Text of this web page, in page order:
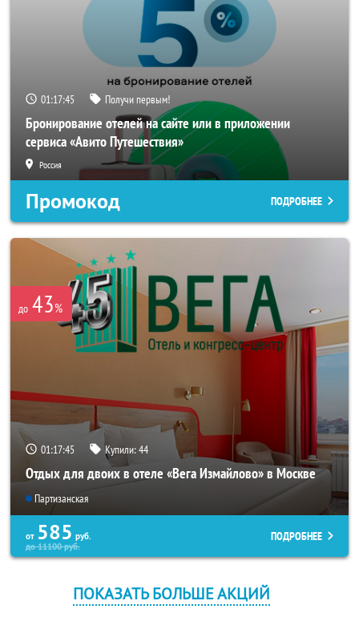
01:17:45 Получи первым!
Бронирование отелей на сайте или в приложении
сервиса «Авито Путешествия»
Россия
Промокод ПОДРОБНЕЕ
до 43%
01:17:45 Купили:44
Отдых для двоих в отеле «Вега Измайлово» в Москве
Партизанская
от 585 руб.
до11100руб.
ПОДРОБНЕЕ
ПОКАЗАТЬ БОЛЬШЕ АКЦИЙ